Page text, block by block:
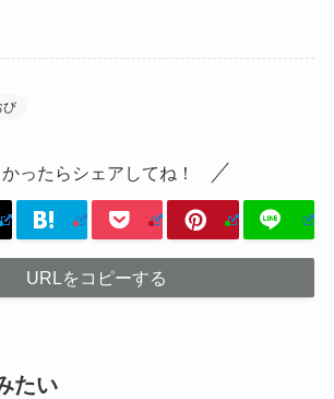
び
かったらシェアしてね！
URLをコピーする
たい